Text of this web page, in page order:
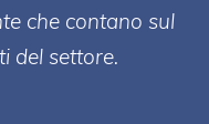
che contano sul
del settore.